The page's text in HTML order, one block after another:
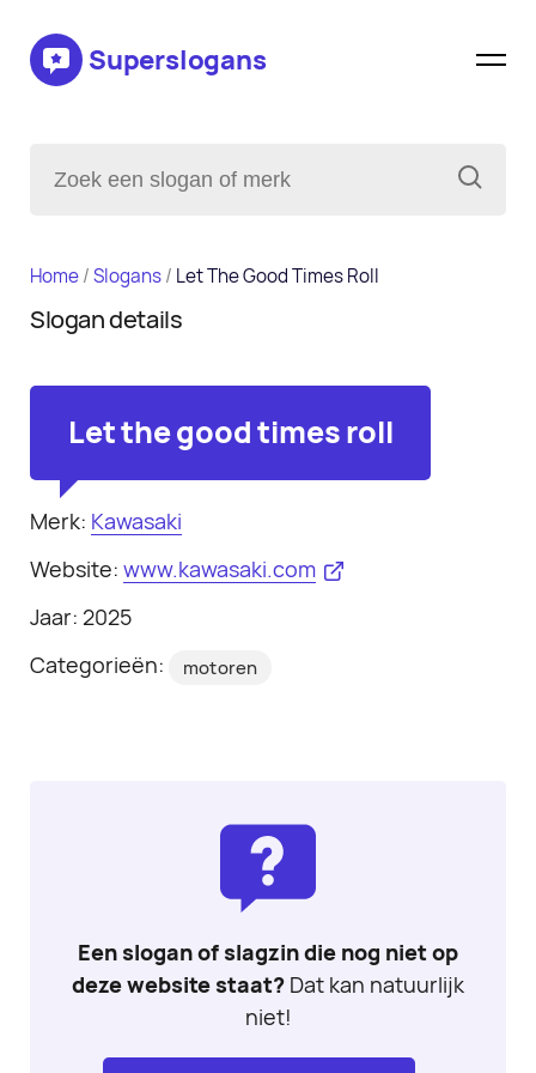
Superslogans
Home/Slogans/ Let The Good Times Roll
Slogan details
Let the good times roll
Merk: Kawasaki
Website: www.kawasaki.com
Jaar: 2025
Categorieën:
motoren
Een slogan of slagzin die nog niet op
deze website staat? Dat kan natuurlijk
niet!